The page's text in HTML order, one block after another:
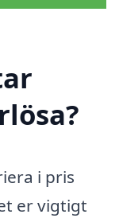
i pris
er vigtigt